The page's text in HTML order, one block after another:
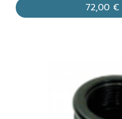
72,00 €